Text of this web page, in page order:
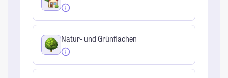
Natur- und Grünflächen